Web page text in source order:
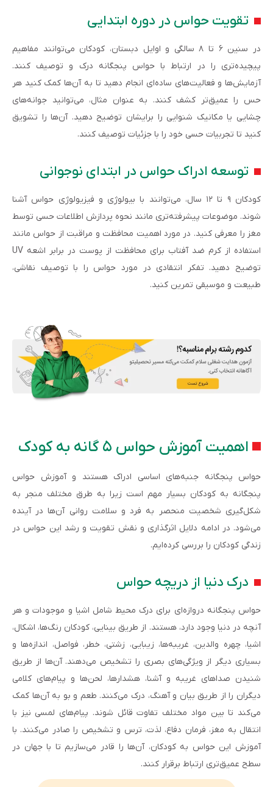
تقویت حواس در دوره ابتدایی
در سنین ۶ تا ۸ سالگی و اوایل دبستان، کودکان می‌توانند مفاهیم
پیچیده‌تری را در ارتباط با حواس پنجگانه درک و توصیف کنند.
آزمایش‌ها و فعالیت‌های ساده‌ای انجام دهید تا به آن‌ها کمک کنید هر
حس را عمیق‌تر کشف کنند. به عنوان مثال، می‌توانید جوانه‌های
چشایی یا مکانیک شنوایی را برایشان توضیح دهید. آن‌ها را تشویق
کنید تا تجربیات حسی خود را با جزئیات توصیف کنند.
توسعه ادراک حواس در ابتدای نوجوانی
کودکان ۹ تا ۱۲ سال، می‌توانند با بیولوژی و فیزیولوژی حواس آشنا
شوند. موضوعات پیشرفته‌تری مانند نحوه پردازش اطلاعات حسی توسط
مغز را معرفی کنید. در مورد اهمیت محافظت و مراقبت از حواس مانند
استفاده از کرم ضد آفتاب برای محافظت از پوست در برابر اشعه UV
توضیح دهید. تفکر انتقادی در مورد حواس را با توصیف نقاشی،
طبیعت و موسیقی تمرین کنید.
اهمیت آموزش حواس ۵ گانه به کودک
حواس پنجگانه جنبه‌های اساسی ادراک هستند و آموزش حواس
پنجگانه به کودکان بسیار مهم است زیرا به طرق مختلف منجر به
شکل‌گیری شخصیت منحصر به فرد و سلامت روانی آن‌ها در آینده
می‌شود. در ادامه دلایل اثرگذاری و نقش تقویت و رشد این حواس در
زندگی کودکان را بررسی کرده‌ایم.
درک دنیا از دریچه حواس
حواس پنجگانه دروازه‌ای برای درک محیط شامل اشیا و موجودات و هر
آنچه در دنیا وجود دارد، هستند. از طریق بینایی، کودکان رنگ‌ها، اشکال،
اشیا، چهره والدین، غریبه‌ها، زیبایی، زشتی، خطر، فواصل، اندازه‌ها و
بسیاری دیگر از ویژگی‌های بصری را تشخیص می‌دهند. آن‌ها از طریق
شنیدن صداهای غریبه و آشنا، هشدارها، لحن‌ها و پیام‌های کلامی
دیگران را از طریق بیان و آهنگ، درک می‌کنند. طعم و بو به آن‌ها کمک
می‌کند تا بین مواد مختلف تفاوت قائل شوند. پیام‌های لمسی نیز با
انتقال به مغز، فرمان دفاع، لذت، ترس و تشخیص را صادر می‌کنند. با
آموزش این حواس به کودکان، آن‌ها را قادر می‌سازیم تا با جهان در
سطح عمیق‌تری ارتباط برقرار کنند.